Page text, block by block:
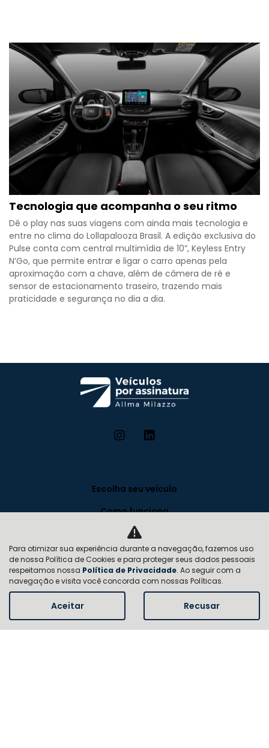
Tecnologia que acompanha o seu ritmo
Dê o play nas suas viagens com ainda mais tecnologia e
entre no clima do Lollapalooza Brasil. A edição exclusiva do
Pulse conta com central multimídia de 10”, Keyless Entry
N’Go, que permite entrar e ligar o carro apenas pela
aproximação com a chave, além de câmera de ré e
sensor de estacionamento traseiro, trazendo mais
praticidade e segurança no dia a dia.
Escolha seu veículo
Como funciona
Vantagens
Planos
Institucional
Contato
Para otimizar sua experiência durante a navegação, fazemos uso
de nossa Política de Cookies e para proteger seus dados pessoais
respeitamos nossa Política de Privacidade. Ao seguir com a
navegação e visita você concorda com nossas Políticas.
Aceitar Recusar